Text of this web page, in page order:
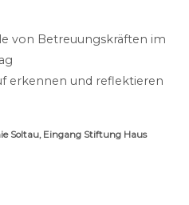
von Betreuungskräften im
erkennen und reflektieren
Soltau, Eingang Stiftung Haus